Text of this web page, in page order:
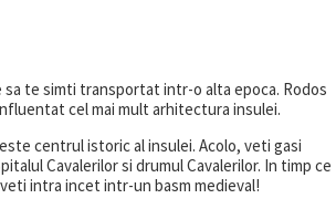
te simti transportat intr-o alta epoca. Rodos
cel mai mult arhitectura insulei.
centrul istoric al insulei. Acolo, veti gasi
Cavalerilor si drumul Cavalerilor. In timp ce
intra incet intr-un basm medieval!